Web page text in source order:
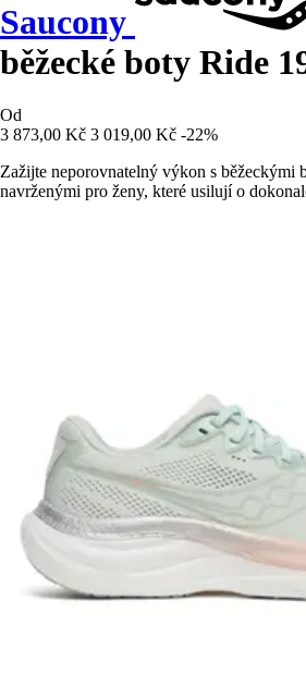
Saucony
běžecké boty Ride
Od
3 873,00 Kč 3 019,00 Kč -22%
Zažijte neporovnatelný výkon s běžeckými
navrženými pro ženy, které usilují o